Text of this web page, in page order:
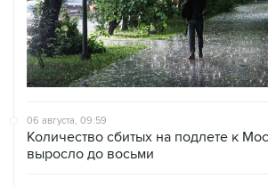
06 августа, 09:59
Количество сбитых на подлете к
выросло до восьми